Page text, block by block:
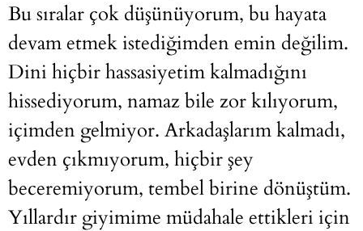
Bu sıralar çok düşünüyorum, bu hayata
devam etmek istediğimden emin değilim.
Dini hiçbir hassasiyetim kalmadığını
hissediyorum, namaz bile zor kılıyorum,
içimden gelmiyor. Arkadaşlarım kalmadı,
evden çıkmıyorum, hiçbir şey
beceremiyorum, tembel birine dönüştüm.
Yıllardır giyimime müdahale ettikleri için